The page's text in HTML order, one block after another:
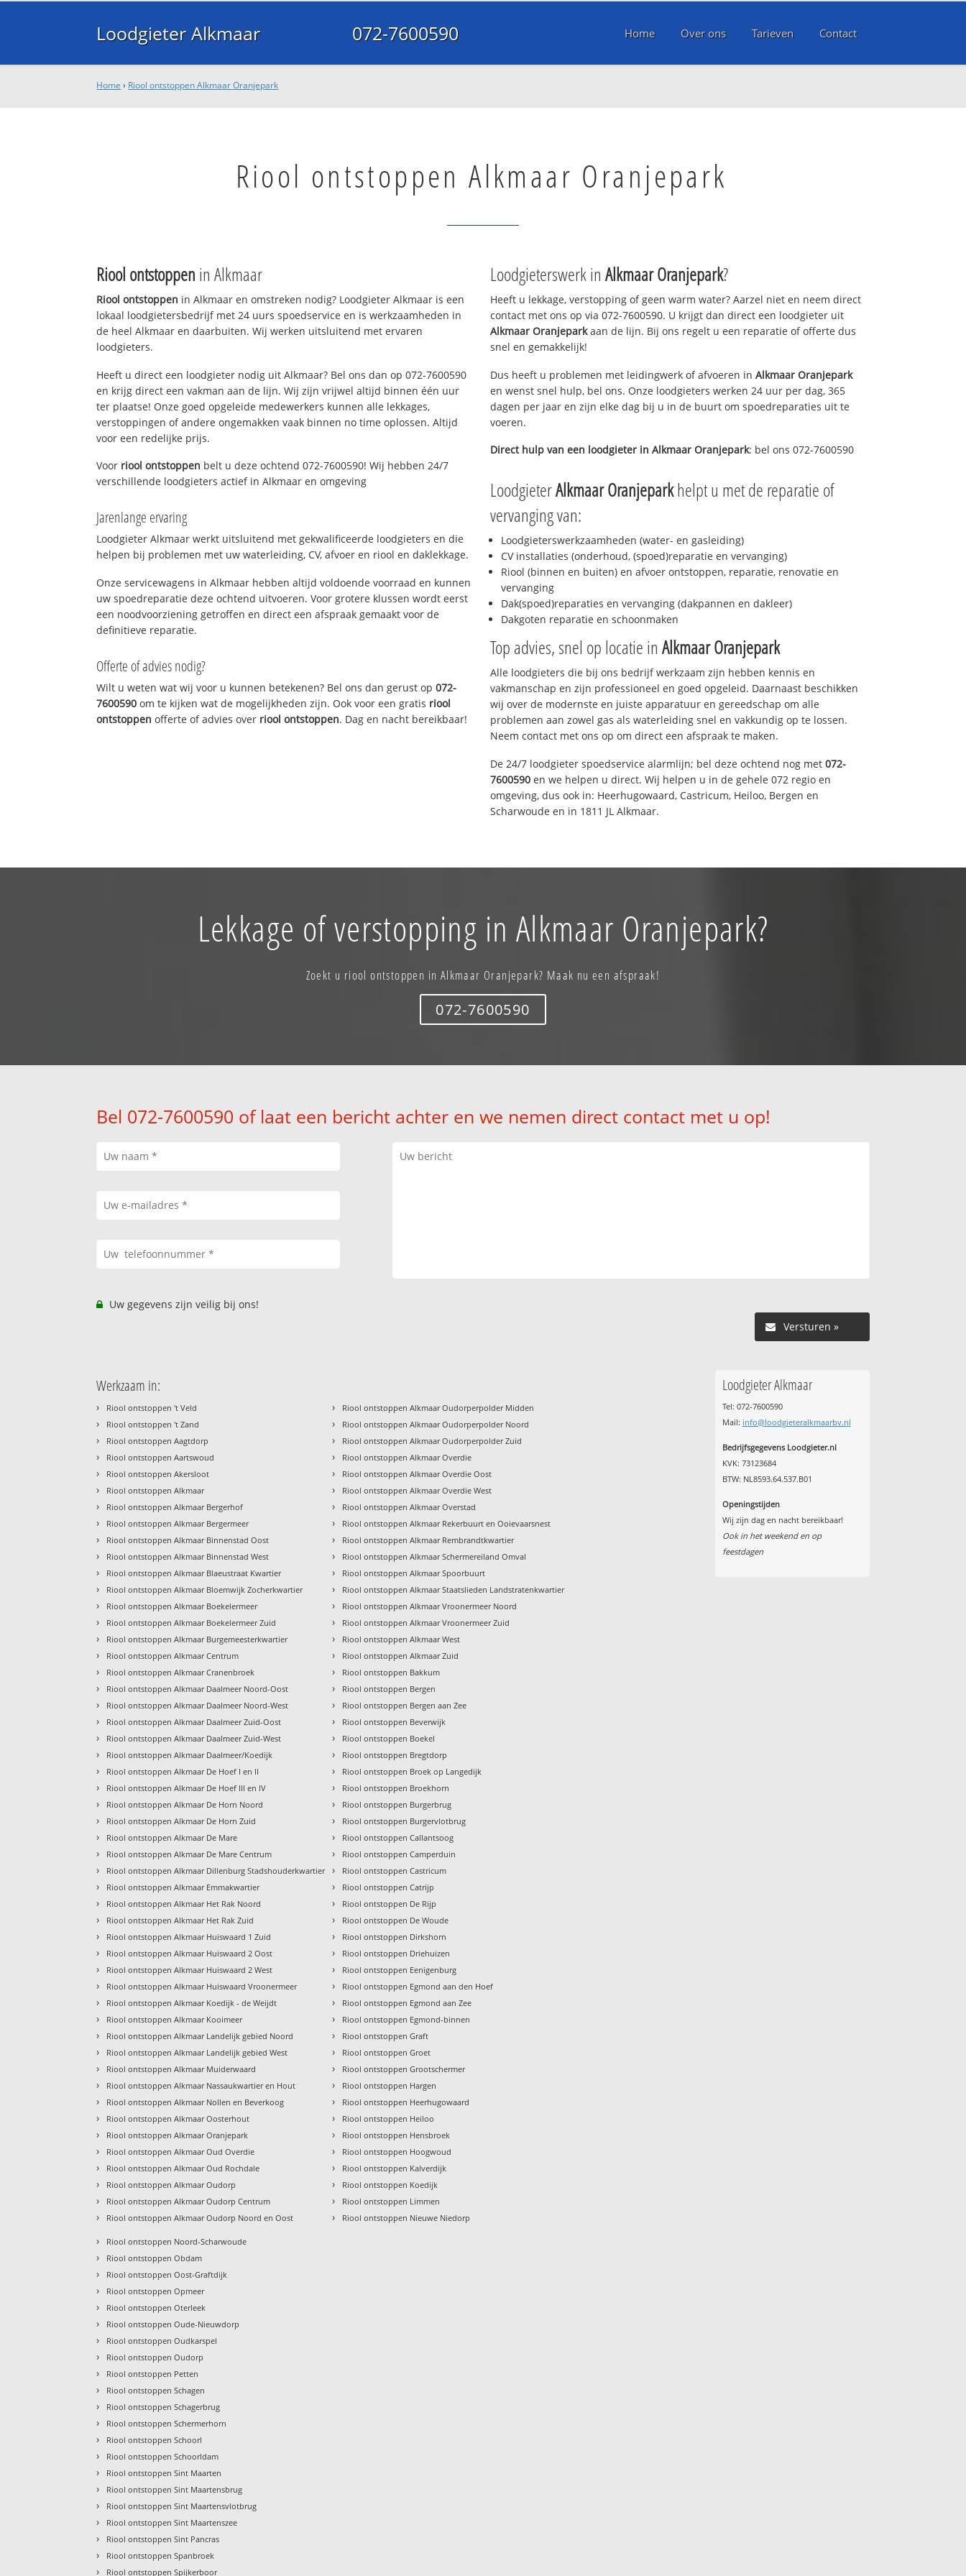
Loodgieter Alkmaar 072-7600590 Home Over ons Tarieven Contact
Home › Riool ontstoppen Alkmaar Oranjepark
Riool ontstoppen Alkmaar Oranjepark
Riool ontstoppen in Alkmaar
Riool ontstoppen in Alkmaar en omstreken nodig? Loodgieter Alkmaar is een
lokaal loodgietersbedrijf met 24 uurs spoedservice en is werkzaamheden in
de heel Alkmaar en daarbuiten. Wij werken uitsluitend met ervaren
loodgieters.
Heeft u direct een loodgieter nodig uit Alkmaar? Bel ons dan op 072-7600590
en krijg direct een vakman aan de lijn. Wij zijn vrijwel altijd binnen één uur
ter plaatse! Onze goed opgeleide medewerkers kunnen alle lekkages,
verstoppingen of andere ongemakken vaak binnen no time oplossen. Altijd
voor een redelijke prijs.
Voor riool ontstoppen belt u deze ochtend 072-7600590! Wij hebben 24/7
verschillende loodgieters actief in Alkmaar en omgeving
Jarenlange ervaring
Loodgieter Alkmaar werkt uitsluitend met gekwalificeerde loodgieters en die
helpen bij problemen met uw waterleiding, CV, afvoer en riool en daklekkage.
Onze servicewagens in Alkmaar hebben altijd voldoende voorraad en kunnen
uw spoedreparatie deze ochtend uitvoeren. Voor grotere klussen wordt eerst
een noodvoorziening getroffen en direct een afspraak gemaakt voor de
definitieve reparatie.
Offerte of advies nodig?
Wilt u weten wat wij voor u kunnen betekenen? Bel ons dan gerust op072-
7600590 om te kijken wat de mogelijkheden zijn. Ook voor een gratis riool
ontstoppen offerte of advies over riool ontstoppen. Dag en nacht bereikbaar!
Loodgieterswerk in Alkmaar Oranjepark?
Heeft u lekkage, verstopping of geen warm water? Aarzel niet en neem direct
contact met ons op via 072-7600590. U krijgt dan direct een loodgieter uit
Alkmaar Oranjeparkaan de lijn. Bij ons regelt u een reparatie of offerte dus
snel en gemakkelijk!
Dus heeft u problemen met leidingwerk of afvoeren in Alkmaar Oranjepark
en wenst snel hulp, bel ons. Onze loodgieters werken 24 uur per dag, 365
dagen per jaar en zijn elke dag bij u in de buurt om spoedreparaties uit te
voeren.
Direct hulp van een loodgieter in Alkmaar Oranjepark: bel ons 072-7600590
LoodgieterAlkmaar Oranjeparkhelpt u met de reparatie of
vervanging van:
Loodgieterswerkzaamheden (water- en gasleiding)
CV installaties (onderhoud, (spoed)reparatie en vervanging)
Riool (binnen en buiten) en afvoer ontstoppen, reparatie, renovatie en
vervanging
Dak(spoed)reparaties en vervanging (dakpannen en dakleer)
Dakgoten reparatie en schoonmaken
Top advies, snel op locatie in Alkmaar Oranjepark
Alle loodgieters die bij ons bedrijf werkzaam zijn hebben kennis en
vakmanschap en zijn professioneel en goed opgeleid. Daarnaast beschikken
wij over de modernste en juiste apparatuur en gereedschap om alle
problemen aan zowel gas als waterleiding snel en vakkundig op te lossen.
Neem contact met ons op om direct een afspraak te maken.
De 24/7 loodgieter spoedservice alarmlijn; bel deze ochtend nog met 072-
7600590 en we helpen u direct. Wij helpen u in de gehele 072 regio en
omgeving, dus ook in: Heerhugowaard, Castricum, Heiloo, Bergen en
Scharwoude en in 1811 JL Alkmaar.
Lekkage of verstopping in Alkmaar Oranjepark?
Zoekt u riool ontstoppen in Alkmaar Oranjepark? Maak nu een afspraak!
072-7600590
Bel 072-7600590 of laat een bericht achter en we nemen direct contact met u op!
Uw gegevens zijn veilig bij ons!
Versturen »
Werkzaam in:
› Riool ontstoppen 't Veld
› Riool ontstoppen 't Zand
› Riool ontstoppen Aagtdorp
› Riool ontstoppen Aartswoud
› Riool ontstoppen Akersloot
› Riool ontstoppen Alkmaar
› Riool ontstoppen Alkmaar Bergerhof
› Riool ontstoppen Alkmaar Bergermeer
› Riool ontstoppen Alkmaar Binnenstad Oost
› Riool ontstoppen Alkmaar Binnenstad West
› Riool ontstoppen Alkmaar Blaeustraat Kwartier
› Riool ontstoppen Alkmaar Bloemwijk Zocherkwartier
› Riool ontstoppen Alkmaar Boekelermeer
› Riool ontstoppen Alkmaar Boekelermeer Zuid
› Riool ontstoppen Alkmaar Burgemeesterkwartier
› Riool ontstoppen Alkmaar Centrum
› Riool ontstoppen Alkmaar Cranenbroek
› Riool ontstoppen Alkmaar Daalmeer Noord-Oost
› Riool ontstoppen Alkmaar Daalmeer Noord-West
› Riool ontstoppen Alkmaar Daalmeer Zuid-Oost
› Riool ontstoppen Alkmaar Daalmeer Zuid-West
› Riool ontstoppen Alkmaar Daalmeer/Koedijk
› Riool ontstoppen Alkmaar De Hoef I en II
› Riool ontstoppen Alkmaar De Hoef III en IV
› Riool ontstoppen Alkmaar De Horn Noord
› Riool ontstoppen Alkmaar De Horn Zuid
› Riool ontstoppen Alkmaar De Mare
› Riool ontstoppen Alkmaar De Mare Centrum
› Riool ontstoppen Alkmaar Dillenburg Stadshouderkwartier
› Riool ontstoppen Alkmaar Emmakwartier
› Riool ontstoppen Alkmaar Het Rak Noord
› Riool ontstoppen Alkmaar Het Rak Zuid
› Riool ontstoppen Alkmaar Huiswaard 1 Zuid
› Riool ontstoppen Alkmaar Huiswaard 2 Oost
› Riool ontstoppen Alkmaar Huiswaard 2 West
› Riool ontstoppen Alkmaar Huiswaard Vroonermeer
› Riool ontstoppen Alkmaar Koedijk - de Weijdt
› Riool ontstoppen Alkmaar Kooimeer
› Riool ontstoppen Alkmaar Landelijk gebied Noord
› Riool ontstoppen Alkmaar Landelijk gebied West
› Riool ontstoppen Alkmaar Muiderwaard
› Riool ontstoppen Alkmaar Nassaukwartier en Hout
› Riool ontstoppen Alkmaar Nollen en Beverkoog
› Riool ontstoppen Alkmaar Oosterhout
› Riool ontstoppen Alkmaar Oranjepark
› Riool ontstoppen Alkmaar Oud Overdie
› Riool ontstoppen Alkmaar Oud Rochdale
› Riool ontstoppen Alkmaar Oudorp
› Riool ontstoppen Alkmaar Oudorp Centrum
› Riool ontstoppen Alkmaar Oudorp Noord en Oost
› Riool ontstoppen Alkmaar Oudorperpolder Midden
› Riool ontstoppen Alkmaar Oudorperpolder Noord
› Riool ontstoppen Alkmaar Oudorperpolder Zuid
› Riool ontstoppen Alkmaar Overdie
› Riool ontstoppen Alkmaar Overdie Oost
› Riool ontstoppen Alkmaar Overdie West
› Riool ontstoppen Alkmaar Overstad
› Riool ontstoppen Alkmaar Rekerbuurt en Ooievaarsnest
› Riool ontstoppen Alkmaar Rembrandtkwartier
› Riool ontstoppen Alkmaar Schermereiland Omval
› Riool ontstoppen Alkmaar Spoorbuurt
› Riool ontstoppen Alkmaar Staatslieden Landstratenkwartier
› Riool ontstoppen Alkmaar Vroonermeer Noord
› Riool ontstoppen Alkmaar Vroonermeer Zuid
› Riool ontstoppen Alkmaar West
› Riool ontstoppen Alkmaar Zuid
› Riool ontstoppen Bakkum
› Riool ontstoppen Bergen
› Riool ontstoppen Bergen aan Zee
› Riool ontstoppen Beverwijk
› Riool ontstoppen Boekel
› Riool ontstoppen Bregtdorp
› Riool ontstoppen Broek op Langedijk
› Riool ontstoppen Broekhorn
› Riool ontstoppen Burgerbrug
› Riool ontstoppen Burgervlotbrug
› Riool ontstoppen Callantsoog
› Riool ontstoppen Camperduin
› Riool ontstoppen Castricum
› Riool ontstoppen Catrijp
› Riool ontstoppen De Rijp
› Riool ontstoppen De Woude
› Riool ontstoppen Dirkshorn
› Riool ontstoppen Driehuizen
› Riool ontstoppen Eenigenburg
› Riool ontstoppen Egmond aan den Hoef
› Riool ontstoppen Egmond aan Zee
› Riool ontstoppen Egmond-binnen
› Riool ontstoppen Graft
› Riool ontstoppen Groet
› Riool ontstoppen Grootschermer
› Riool ontstoppen Hargen
› Riool ontstoppen Heerhugowaard
› Riool ontstoppen Heiloo
› Riool ontstoppen Hensbroek
› Riool ontstoppen Hoogwoud
› Riool ontstoppen Kalverdijk
› Riool ontstoppen Koedijk
› Riool ontstoppen Limmen
› Riool ontstoppen Nieuwe Niedorp
› Riool ontstoppen Noord-Scharwoude
› Riool ontstoppen Obdam
› Riool ontstoppen Oost-Graftdijk
› Riool ontstoppen Opmeer
› Riool ontstoppen Oterleek
› Riool ontstoppen Oude-Nieuwdorp
› Riool ontstoppen Oudkarspel
› Riool ontstoppen Oudorp
› Riool ontstoppen Petten
› Riool ontstoppen Schagen
› Riool ontstoppen Schagerbrug
› Riool ontstoppen Schermerhorn
› Riool ontstoppen Schoorl
› Riool ontstoppen Schoorldam
› Riool ontstoppen Sint Maarten
› Riool ontstoppen Sint Maartensbrug
› Riool ontstoppen Sint Maartensvlotbrug
› Riool ontstoppen Sint Maartenszee
› Riool ontstoppen Sint Pancras
› Riool ontstoppen Spanbroek
› Riool ontstoppen Spijkerboor
Loodgieter Alkmaar
Tel: 072-7600590
Mail: info@loodgieteralkmaarbv.nl
Bedrijfsgegevens Loodgieter.nl
KVK: 73123684
BTW: NL8593.64.537.B01
Openingstijden
Wij zijn dag en nacht bereikbaar!
Ook in het weekend en op
feestdagen